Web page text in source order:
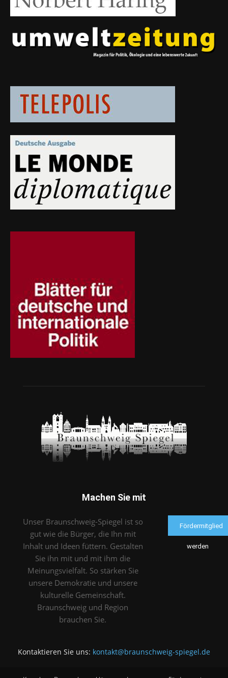
Machen Sie mit
Unser Braunschweig-Spiegel ist so
gut wie die Bürger, die Ihn mit
Inhalt und Ideen füttern. Gestalten
Sie ihn mit und mit ihm die
Meinungsvielfalt. So stärken Sie
unsere Demokratie und unsere
kulturelle Gemeinschaft.
Braunschweig und Region
brauchen Sie.
Fördermitglied
werden
Kontaktieren Sie uns: kontakt@braunschweig-spiegel.de